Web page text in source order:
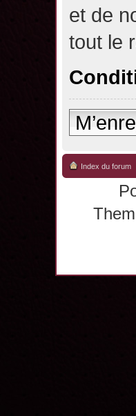
et de
tout le
Index du forum